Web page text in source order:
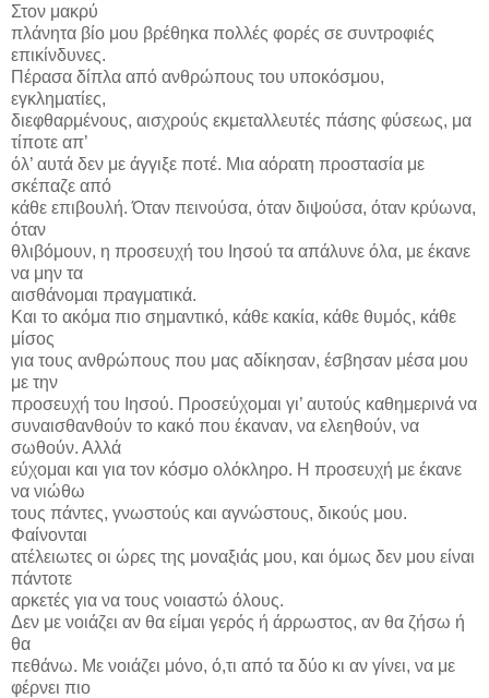
Στον μακρύ
πλάνητα βίο μου βρέθηκα πολλές φορές σε συντροφιές
επικίνδυνες.
Πέρασα δίπλα από ανθρώπους του υποκόσμου,
εγκληματίες,
διεφθαρμένους, αισχρούς εκμεταλλευτές πάσης φύσεως, μα
τίποτε απ’
όλ’ αυτά δεν με άγγιξε ποτέ. Μια αόρατη προστασία με
σκέπαζε από
κάθε επιβουλή. Όταν πεινούσα, όταν διψούσα, όταν κρύωνα,
όταν
θλιβόμουν, η προσευχή του Ιησού τα απάλυνε όλα, με έκανε
να μην τα
αισθάνομαι πραγματικά.
Και το ακόμα πιο σημαντικό, κάθε κακία, κάθε θυμός, κάθε
μίσος
για τους ανθρώπους που μας αδίκησαν, έσβησαν μέσα μου
με την
προσευχή του Ιησού. Προσεύχομαι γι’ αυτούς καθημερινά να
συναισθανθούν το κακό που έκαναν, να ελεηθούν, να
σωθούν. Αλλά
εύχομαι και για τον κόσμο ολόκληρο. Η προσευχή με έκανε
να νιώθω
τους πάντες, γνωστούς και αγνώστους, δικούς μου.
Φαίνονται
ατέλειωτες οι ώρες της μοναξιάς μου, και όμως δεν μου είναι
πάντοτε
αρκετές για να τους νοιαστώ όλους.
Δεν με νοιάζει αν θα είμαι γερός ή άρρωστος, αν θα ζήσω ή
θα
πεθάνω. Με νοιάζει μόνο, ό,τι από τα δύο κι αν γίνει, να με
φέρνει πιο